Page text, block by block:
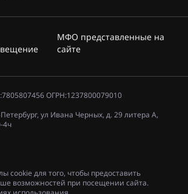
МФО представленные на
сайте
ОГРН:1237800079010
ул Ивана Черных, д. 29 литера А,
4ч
cookie для того, чтобы предоставить
возможностей при посещении сайта.